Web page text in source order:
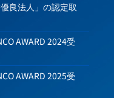
優良法人」の認定取
AWARD 2024受
AWARD 2025受